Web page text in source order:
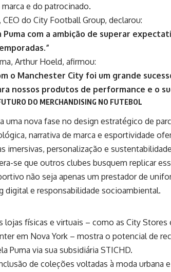
e do patrocinado.
, CEO do City Football Group, declarou:
Puma com a ambição de superar
Arthur Hoeld, afirmou:
o Manchester City foi um grande
nossos produtos de performance e o
DO MERCHANDISING NO FUTEBOL
uma nova fase no design estratégico de
narrativa de marca e esportividade
imersivas, personalização e
se que outros clubes busquem replicar
não seja apenas um prestador de
digital e responsabilidade socioambiental.
lojas físicas e virtuais – como as City
em Nova York – mostra o potencial de
Puma via sua subsidiária STICHD.
de coleções voltadas à moda urbana